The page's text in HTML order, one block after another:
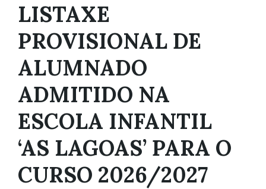
LISTAXE
PROVISIONAL DE
ALUMNADO
ADMITIDO NA
ESCOLA INFANTIL
‘AS LAGOAS’ PARA O
CURSO 2026/2027